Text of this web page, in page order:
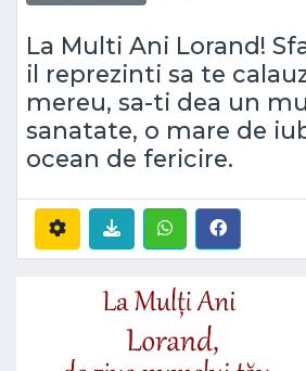
La Multi Ani Lorand!
il reprezinti sa te
mereu, sa-ti dea un
sanatate, o mare de
ocean de fericire.